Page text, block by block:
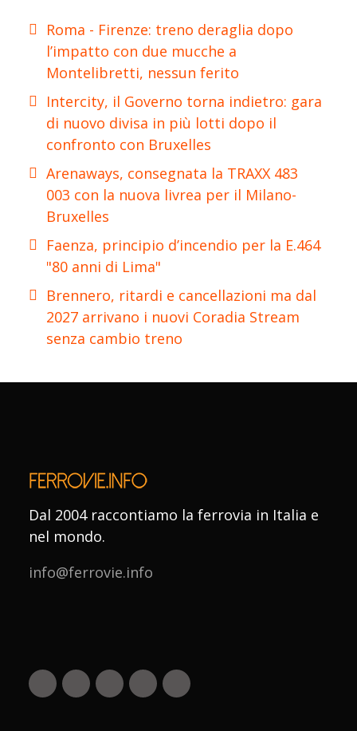
Roma - Firenze: treno deraglia dopo
l’impatto con due mucche a
Montelibretti, nessun ferito
Intercity, il Governo torna indietro: gara
di nuovo divisa in più lotti dopo il
confronto con Bruxelles
Arenaways, consegnata la TRAXX 483
003 con la nuova livrea per il Milano-
Bruxelles
Faenza, principio d’incendio per la E.464
"80 anni di Lima"
Brennero, ritardi e cancellazioni ma dal
2027 arrivano i nuovi Coradia Stream
senza cambio treno
Dal 2004 raccontiamo la ferrovia in Italia e
nel mondo.
info@ferrovie.info